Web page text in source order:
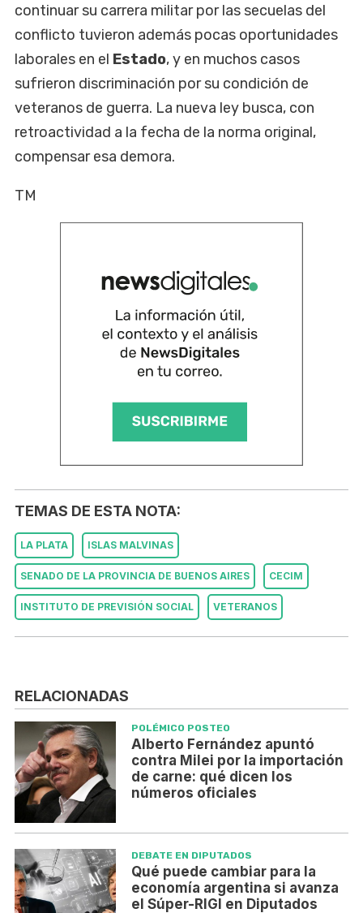
continuar su carrera militar por las secuelas del
conflicto tuvieron además pocas oportunidades
laborales en el Estado, y en muchos casos
sufrieron discriminación por su condición de
veteranos de guerra. La nueva ley busca, con
retroactividad a la fecha de la norma original,
compensar esa demora.
TM
TEMAS DE ESTA NOTA:
LA PLATA ISLAS MALVINAS
SENADO DE LA PROVINCIA DE BUENOS AIRES CECIM
INSTITUTO DE PREVISIÓN SOCIAL VETERANOS
RELACIONADAS
POLÉMICO POSTEO
Alberto Fernández apuntó
contra Milei por la importación
de carne: qué dicen los
números oficiales
DEBATE EN DIPUTADOS
Qué puede cambiar para la
economía argentina si avanza
el Súper-RIGI en Diputados